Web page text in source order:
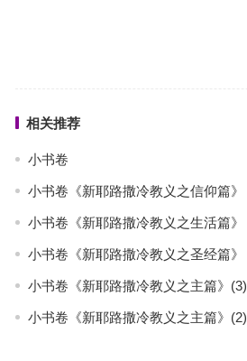
相关推荐
小书卷
小书卷《新耶路撒冷教义之信仰篇》
小书卷《新耶路撒冷教义之生活篇》
小书卷《新耶路撒冷教义之圣经篇》
小书卷《新耶路撒冷教义之主篇》(3)
小书卷《新耶路撒冷教义之主篇》(2)